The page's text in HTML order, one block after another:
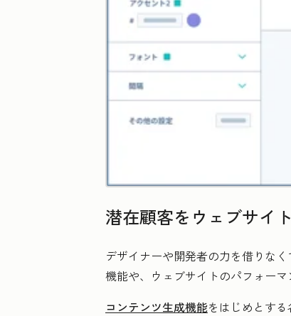
潜在顧客をウェブサイ
デザイナーや開発者の力を借りな
機能や、ウェブサイトのパフォー
コンテンツ生成機能をはじめとす